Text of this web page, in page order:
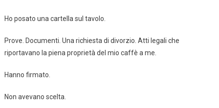
Ho posato una cartella sul tavolo.
Prove. Documenti. Una richiesta di divorzio. Atti legali che
riportavano la piena proprietà del mio caffè a me.
Hanno firmato.
Non avevano scelta.